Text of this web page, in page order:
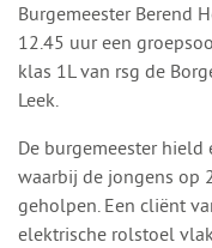
​​Burgemeester Berend
12.45 uur een
klas 1L van rsg de
Leek.
De burgemeester
waarbij de jongens op
geholpen. Een cliënt
elektrische rolstoel